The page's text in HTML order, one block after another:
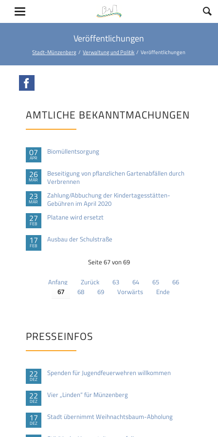
Veröffentlichungen
Stadt-Münzenberg Verwaltung und Politik Veröffentlichungen
AMTLICHE BEKANNTMACHUNGEN
07
APR
Biomüllentsorgung
26
MÄR
Beseitigung von pflanzlichen Gartenabfällen durch
Verbrennen
23
MÄR
Zahlung/Abbuchung der Kindertagesstätten-
Gebühren im April 2020
27
FEB
Platane wird ersetzt
17
FEB
Ausbau der Schulstraße
Seite 67 von 69
Anfang Zurück 63 64 65
66
67
68 69 Vorwärts Ende
PRESSEINFOS
22
DEZ
Spenden für Jugendfeuerwehren willkommen
22
DEZ
Vier „Linden“ für Münzenberg
17
DEZ
Stadt übernimmt Weihnachtsbaum-Abholung